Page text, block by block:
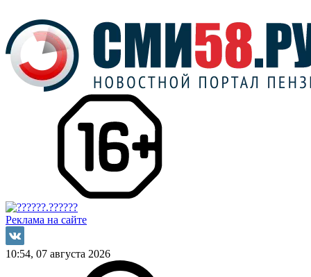
Реклама на сайте
10:54, 07 августа 2026